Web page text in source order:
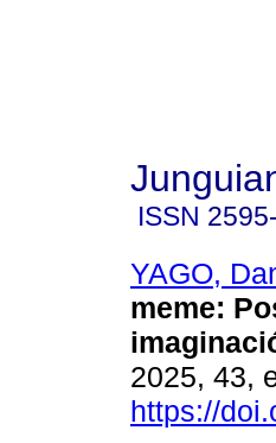
ISSN
YAGO,
meme:
2025, 43,
https://